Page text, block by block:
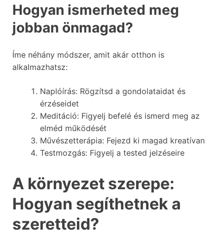
Hogyan ismerheted meg
jobban önmagad?
Íme néhány módszer, amit akár otthon is
alkalmazhatsz:
Naplóírás: Rögzítsd a gondolataidat és
érzéseidet
Meditáció: Figyelj befelé és ismerd meg az
elméd működését
Művészetterápia: Fejezd ki magad kreatívan
Testmozgás: Figyelj a tested jelzéseire
A környezet szerepe:
Hogyan segíthetnek a
szeretteid?